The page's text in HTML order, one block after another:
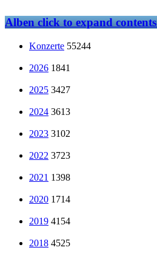
Albenclick to expand contents
Konzerte 55244
2026 1841
2025 3427
2024 3613
2023 3102
2022 3723
2021 1398
2020 1714
2019 4154
2018 4525